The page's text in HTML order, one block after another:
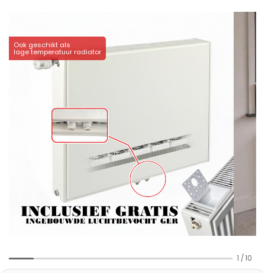
Ook geschikt als
lage temperatuur radiator
1 / 10